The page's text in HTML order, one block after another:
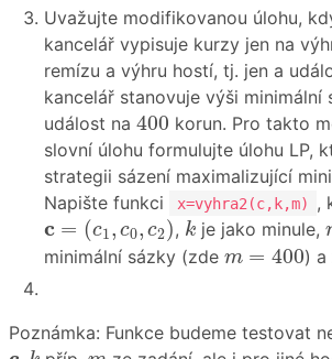
Uvažujte modifikovanou úlohu,
kancelář vypisuje kurzy jen na
remízu a výhru hostí, tj. jen a
kancelář stanovuje výši minimální
událost na 400
400korun. Pro takto
slovní úlohu formulujte úlohu LP,
strategii sázení maximalizující
Napište funkci
x=vyhra2(c,k,m) ,
c = (c1, c0, c2)
= c1 ) , k
k je jako minule,
minimální sázky (zde m = 400
m 400 ) a
Poznámka: Funkce budeme testovat
c k